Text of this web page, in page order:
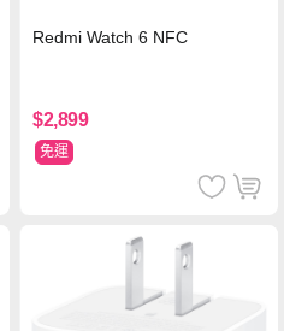
Redmi Watch 6 NFC
$2,899
免運